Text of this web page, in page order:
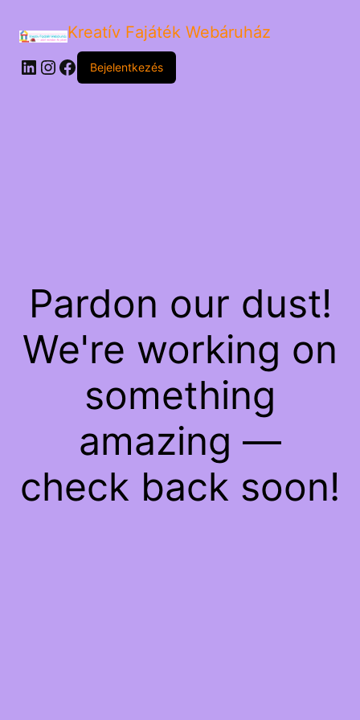
Kreatív Fajáték Webáruház
LinkedIn
Instagram
Facebook
Bejelentkezés
Pardon our dust!
We're working on
something
amazing —
check back soon!